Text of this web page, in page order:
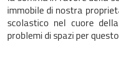
immobile di nostra
scolastico nel cuore
problemi di spazi per